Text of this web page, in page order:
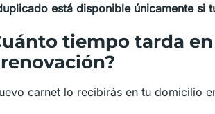
está disponible únicamente si
tiempo tarda
carnet lo recibirás en tu domicilio